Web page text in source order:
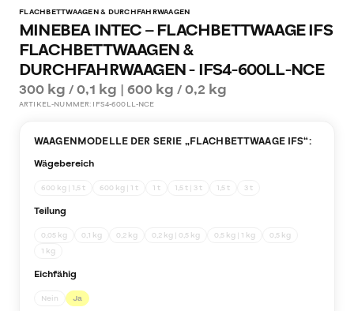
FLACHBETTWAAGEN & DURCHFAHRWAAGEN
MINEBEA INTEC – FLACHBETTWAAGE IFS
FLACHBETTWAAGEN &
DURCHFAHRWAAGEN - IFS4-600LL-NCE
300 kg / 0,1 kg | 600 kg / 0,2 kg
ARTIKEL-NUMMER: IFS4-600LL-NCE
WAAGENMODELLE DER SERIE „FLACHBETTWAAGE IFS“:
Wägebereich
600 kg | 1,5 t 600 kg | 1 t 1 t 1,5 t | 3 t 1,5 t 3 t
Teilung
0,05 kg 0,1 kg 0,2 kg 0,2 kg | 0,5 kg 0,5 kg | 1 kg
0,5 kg
1 kg
Eichfähig
Nein Ja